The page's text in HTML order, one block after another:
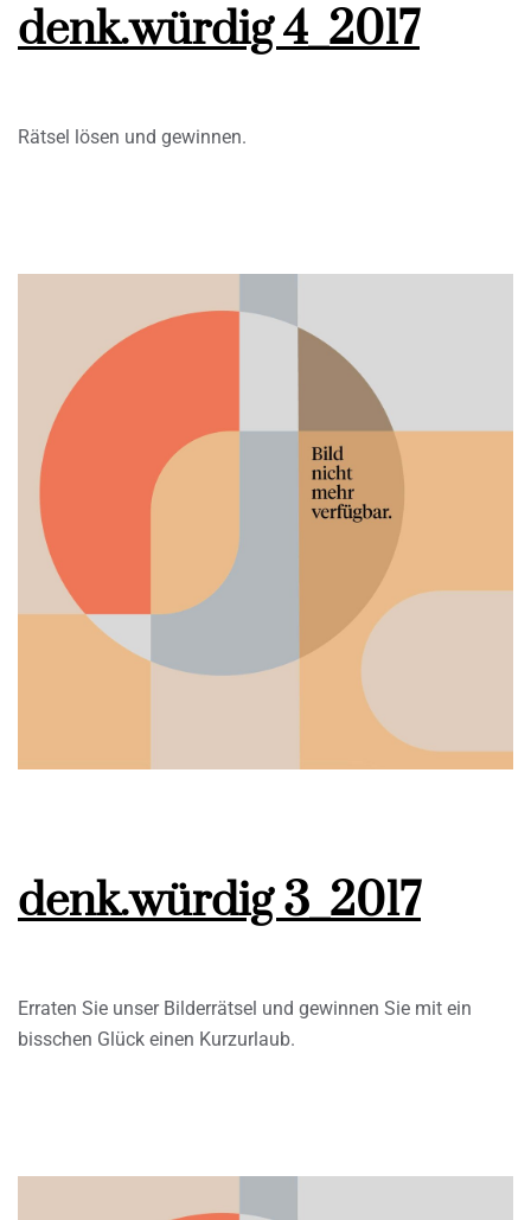
denk.würdig 4_2017
Rätsel lösen und gewinnen.
denk.würdig 3_2017
Erraten Sie unser Bilderrätsel und gewinnen Sie mit ein
bisschen Glück einen Kurzurlaub.